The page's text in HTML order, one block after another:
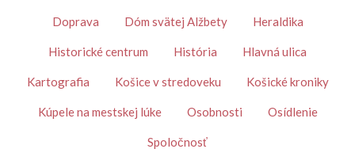
TémyDoprava Dóm svätej Alžbety Heraldika
Historické centrum História Hlavná ulica
Kartografia Košice v stredoveku Košické kroniky
Kúpele na mestskej lúke Osobnosti Osídlenie
Spoločnosť